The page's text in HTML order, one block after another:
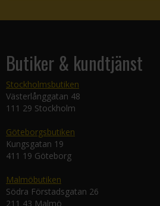
Butiker & kundtjänst
Stockholmsbutiken
Västerlånggatan 48
111 29 Stockholm
Göteborgsbutiken
Kungsgatan 19
411 19 Göteborg
Malmöbutiken
Södra Förstadsgatan 26
211 43 Malmö